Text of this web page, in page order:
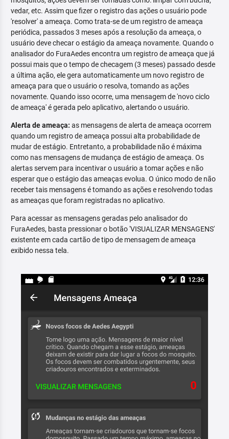
vedar, etc. Assim que fizer o registro das ações o usuário pode
'resolver' a ameaça. Como trata-se de um registro de ameaça
periódica, passados 3 meses após a resolução da ameaça, o
usuário deve checar o estágio da ameaça novamente. Quando o
analisador do FuraAedes encontra um registro de ameaça que já
possui mais que o tempo de checagem (3 meses) passado desde
a última ação, ele gera automaticamente um novo registro de
ameaça para que o usuário o resolva, tomando as ações
novamente. Quando isso ocorre, uma mensagem de 'novo ciclo
de ameaça' é gerada pelo aplicativo, alertando o usuário.
Alerta de ameaça: as mensagens de alerta de ameaça ocorrem
quando um registro de ameaça possui alta probabilidade de
mudar de estágio. Entretanto, a probabilidade não é máxima
como nas mensagens de mudança de estágio de ameaça. Os
alertas servem para incentivar o usuário a tomar ações e não
esperar que o estágio das ameaças evolua. O único modo de não
receber tais mensagens é tomando as ações e resolvendo todas
as ameaças que foram registradas no aplicativo.
Para acessar as mensagens geradas pelo analisador do
FuraAedes, basta pressionar o botão 'VISUALIZAR MENSAGENS'
existente em cada cartão de tipo de mensagem de ameaça
exibido nessa tela.